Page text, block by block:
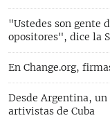
"Ustedes son gente
opositores", dice la
En Change.org,
Desde Argentina,
artivistas de Cuba